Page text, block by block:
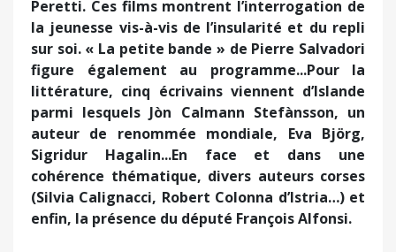
Peretti. Ces films montrent l’interrogation de
la jeunesse vis-à-vis de l’insularité et du repli
sur soi. « La petite bande » de Pierre Salvadori
figure également au programme...Pour la
littérature, cinq écrivains viennent d’Islande
parmi lesquels Jòn Calmann Stefànsson, un
auteur de renommée mondiale, Eva Björg,
Sigridur Hagalin...En face et dans une
cohérence thématique, divers auteurs corses
(Silvia Calignacci, Robert Colonna d’Istria…) et
enfin, la présence du député François Alfonsi.